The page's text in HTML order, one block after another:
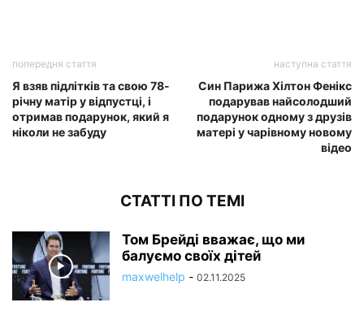
попередня стаття
Я взяв підлітків та свою 78-
річну матір у відпустці, і
отримав подарунок, який я
ніколи не забуду
наступна стаття
Син Парижа Хілтон Фенікс
подарував найсолодший
подарунок одному з друзів
матері у чарівному новому
відео
СТАТТІ ПО ТЕМІ
Том Брейді вважає, що ми
балуємо своїх дітей
maxwelhelp - 02.11.2025